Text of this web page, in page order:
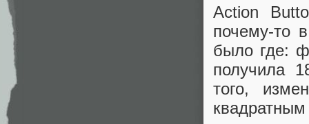
Action
почему-то
было где:
получила
того,